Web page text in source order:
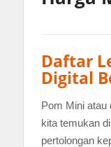
Daftar
Digital
Pom Mini atau
kita temukan
pertolongan